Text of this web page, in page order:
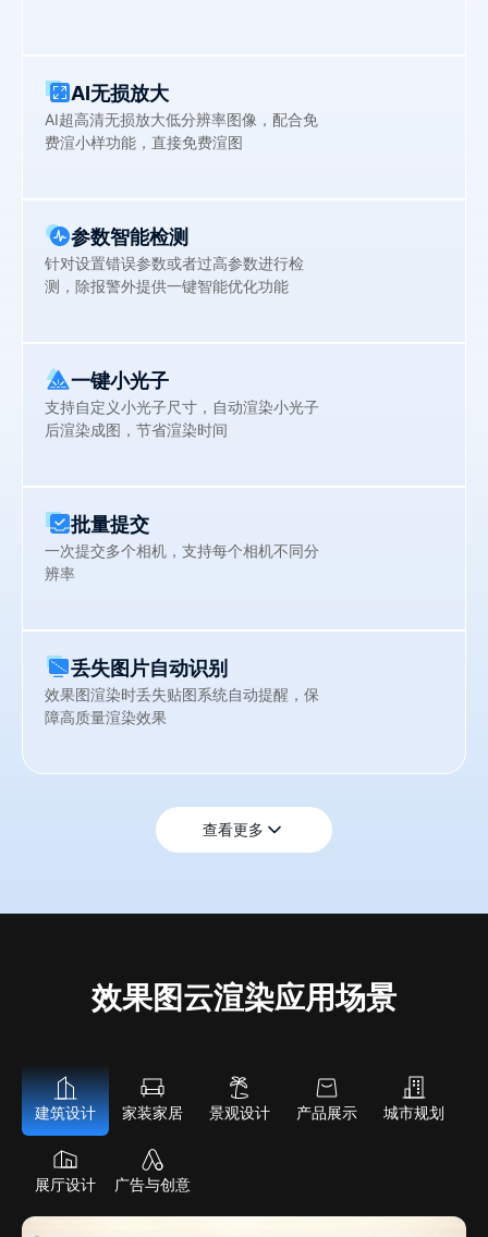
AI无损放大
AI超高清无损放大低分辨率图像，配合免
费渲小样功能，直接免费渲图
参数智能检测
针对设置错误参数或者过高参数进行检
测，除报警外提供一键智能优化功能
一键小光子
支持自定义小光子尺寸，自动渲染小光子
后渲染成图，节省渲染时间
批量提交
一次提交多个相机，支持每个相机不同分
辨率
丢失图片自动识别
效果图渲染时丢失贴图系统自动提醒，保
障高质量渲染效果
查看更多
效果图云渲染应用场景
建筑设计 家装家居 景观设计 产品展示 城市规划
展厅设计 广告与创意